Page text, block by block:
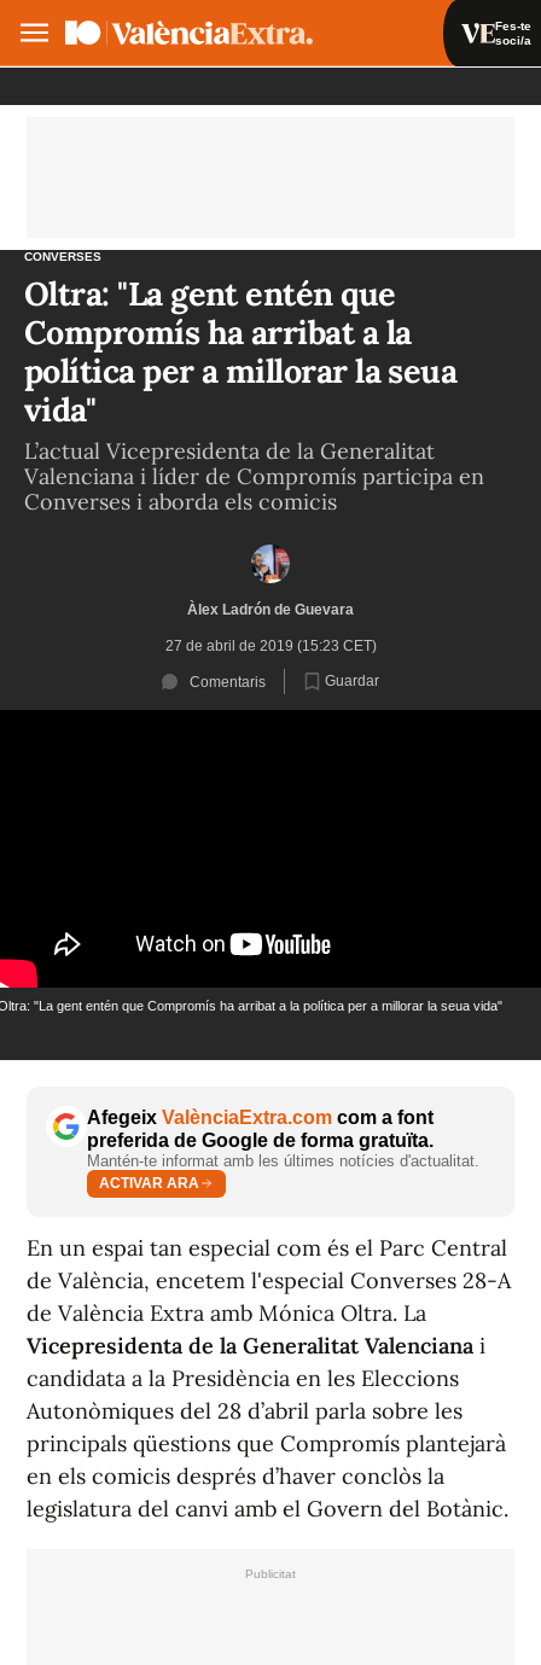
Fes-te
soci/a
CONVERSES
Oltra: "La gent entén que
Compromís ha arribat a la
política per a millorar la seua
vida"
L’actual Vicepresidenta de la Generalitat
Valenciana i líder de Compromís participa en
Converses i aborda els comicis
Àlex Ladrón de Guevara
27 de abril de 2019 (15:23 CET)
Comentaris Guardar
"La gent entén que Compromís ha arribat a la política per a millorar la seua vida"
Afegeix ValènciaExtra.com com a font
preferida de Google de forma gratuïta.
Mantén-te informat amb les últimes notícies d'actualitat.
ACTIVAR ARA
En un espai tan especial com és el Parc Central
de València, encetem l'especial Converses 28-A
de València Extra amb Mónica Oltra. La
Vicepresidenta de la Generalitat Valenciana i
candidata a la Presidència en les Eleccions
Autonòmiques del 28 d’abril parla sobre les
principals qüestions que Compromís plantejarà
en els comicis després d’haver conclòs la
legislatura del canvi amb el Govern del Botànic.